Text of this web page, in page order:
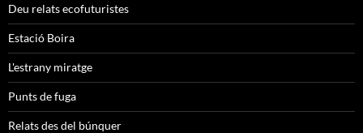
Deu relats ecofuturistes
Estació Boira
L'estrany miratge
Punts de fuga
Relats des del búnquer